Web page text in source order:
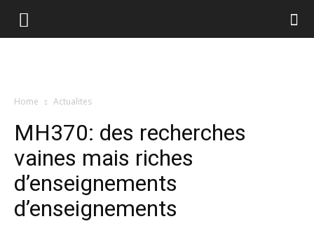
Home Actualites
MH370: des recherches
vaines mais riches
d’enseignements
d’enseignements